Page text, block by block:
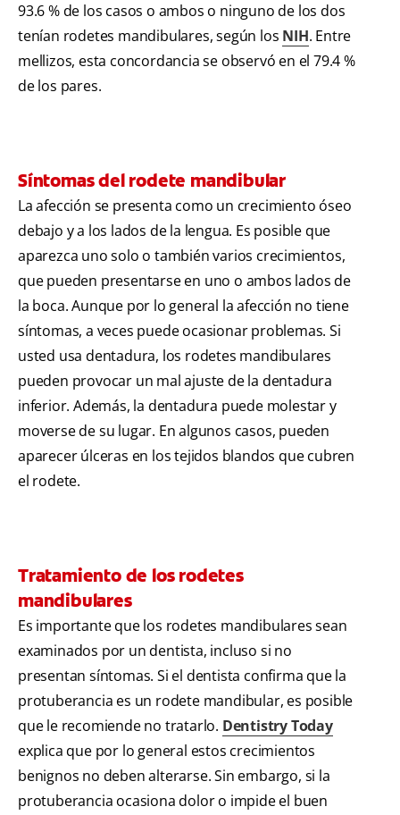
93.6 % de los casos o ambos o ninguno de los dos
tenían rodetes mandibulares, según los NIH. Entre
mellizos, esta concordancia se observó en el 79.4 %
de los pares.
Síntomas del rodete mandibular
La afección se presenta como un crecimiento óseo
debajo y a los lados de la lengua. Es posible que
aparezca uno solo o también varios crecimientos,
que pueden presentarse en uno o ambos lados de
la boca. Aunque por lo general la afección no tiene
síntomas, a veces puede ocasionar problemas. Si
usted usa dentadura, los rodetes mandibulares
pueden provocar un mal ajuste de la dentadura
inferior. Además, la dentadura puede molestar y
moverse de su lugar. En algunos casos, pueden
aparecer úlceras en los tejidos blandos que cubren
el rodete.
Tratamiento de los rodetes
mandibulares
Es importante que los rodetes mandibulares sean
examinados por un dentista, incluso si no
presentan síntomas. Si el dentista confirma que la
protuberancia es un rodete mandibular, es posible
que le recomiende no tratarlo. Dentistry Today
explica que por lo general estos crecimientos
benignos no deben alterarse. Sin embargo, si la
protuberancia ocasiona dolor o impide el buen